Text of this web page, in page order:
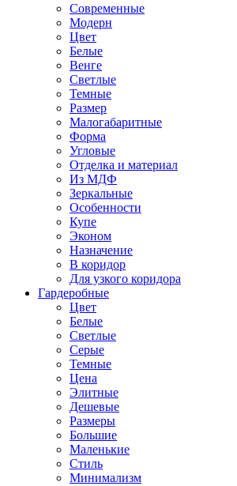
Современные
Модерн
Цвет
Белые
Венге
Светлые
Темные
Размер
Малогабаритные
Форма
Угловые
Отделка и материал
Из МДФ
Зеркальные
Особенности
Купе
Эконом
Назначение
В коридор
Для узкого коридора
Гардеробные
Цвет
Белые
Светлые
Серые
Темные
Цена
Элитные
Дешевые
Размеры
Большие
Маленькие
Стиль
Минимализм